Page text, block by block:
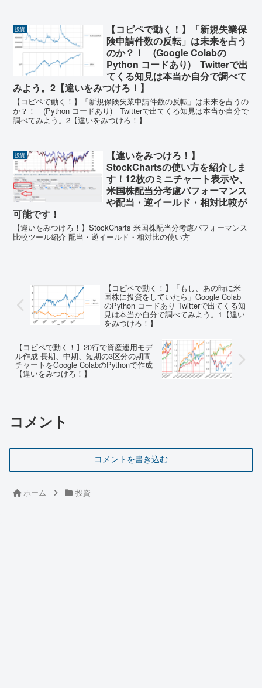
投資
【コピペで動く！】「新規失業保
険申請件数の反転」は未来を占う
のか？！ (Google Colabの
Python コードあり) Twitterで出
てくる知見は本当か自分で調べて
みよう。2【違いをみつけろ！】
【コピペで動く！】「新規保険失業申請件数の反転」は未来を占うの
か？！ (Python コードあり) Twitterで出てくる知見は本当か自分で
調べてみよう。2【違いをみつけろ！】
投資
【違いをみつけろ！】
StockChartsの使い方を紹介しま
す！12枚のミニチャート表示や、
米国株配当分考慮パフォーマンス
や配当・逆イールド・相対比較が
可能です！
【違いをみつけろ！】StockCharts 米国株配当分考慮パフォーマンス
比較ツール紹介 配当・逆イールド・相対比の使い方
【コピペで動く！】「もし、あの時に米
国株に投資をしていたら」Google Colab
のPython コードあり Twitterで出てくる知
見は本当か自分で調べてみよう。1【違い
をみつけろ！】
【コピペで動く！】20行で資産運用モデ
ル作成 長期、中期、短期の3区分の期間
チャートをGoogle ColabのPythonで作成
【違いをみつけろ！】
コメント
コメントを書き込む
ホーム 投資